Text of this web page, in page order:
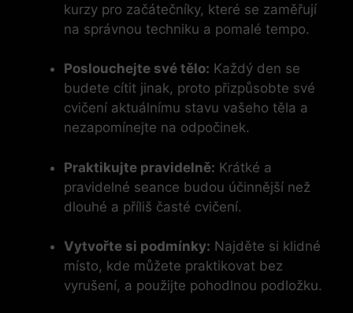
kurzy pro začátečníky, které se zaměřují
na správnou techniku a pomalé tempo.
Poslouchejte své tělo: Každý den se
budete cítit jinak, proto přizpůsobte své
cvičení aktuálnímu stavu vašeho těla a
nezapomínejte na odpočinek.
Praktikujte pravidelně: Krátké a
pravidelné seance budou účinnější než
dlouhé a příliš časté cvičení.
Vytvořte si podmínky: Najděte si klidné
místo, kde můžete praktikovat bez
vyrušení, a použijte pohodlnou podložku.